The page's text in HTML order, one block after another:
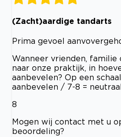
(Zacht)aardige tandarts
Prima gevoel
Wanneer vrienden, familie
naar onze praktijk, in
aanbevelen? Op een
aanbevelen / 7-8 =
8
Mogen wij contact met u
beoordeling?